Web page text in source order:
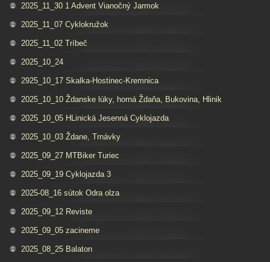
2025_11_30 1 Advent Vianočný Jarmok
2025_11_07 Cyklokružok
2025_11_02 Tríbeč
2025_10_24
2925_10_17 Skalka-Hostinec-Kremnica
2025_10_10 Ždanske lúky, horná Ždaňa, Bukovina, Hlinik
2025_10_05 HLinická Jesenná Cyklojazda
2025_10_03 Ždane, Trnávky
2025_09_27 MTBiker Turiec
2025_09_19 Cyklojazda 3
2025-08_16 sútok Odra olza
2025_09_12 Reviste
2025_09_05 zacineme
2025_08_25 Balaton